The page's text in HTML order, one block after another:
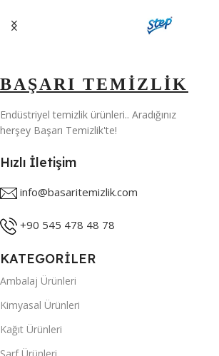
BAŞARI TEMİZLİK
Endüstriyel temizlik ürünleri.. Aradığınız
herşey Başarı Temizlik'te!
Hızlı İletişim
info@basaritemizlik.com
+90 545 478 48 78
KATEGORİLER
Ambalaj Ürünleri
Kimyasal Ürünleri
Kağıt Ürünleri